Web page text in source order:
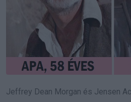
Jeffrey Dean Morgan és Jensen